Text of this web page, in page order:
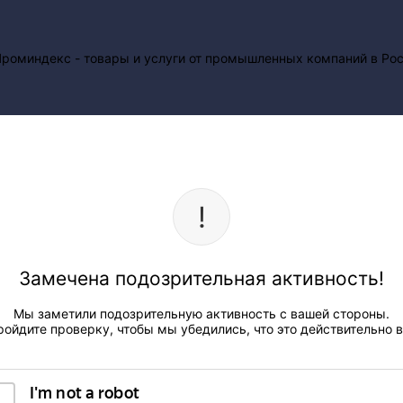
Замечена подозрительная активность!
Мы заметили подозрительную активность с вашей стороны.
проверку, чтобы мы убедились, что это действительно